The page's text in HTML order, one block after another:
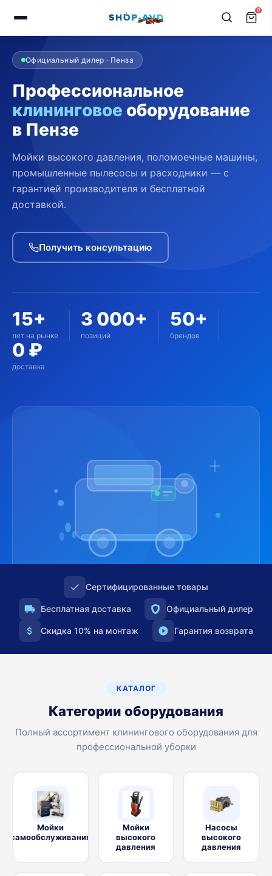
0
Официальный дилер · Пенза
Профессиональное
клининговое оборудование
в Пензе
Мойки высокого давления, поломоечные машины,
промышленные пылесосы и расходники — с
гарантией производителя и бесплатной
доставкой.
Получить консультацию
15+
лет на рынке
3 000+
позиций
50+
брендов
0 ₽
доставка
Сертифицированные товары
Бесплатная доставка Официальный дилер
Скидка 10% на монтаж Гарантия возврата
КАТАЛОГ
Категории оборудования
Полный ассортимент клинингового оборудования для
профессиональной уборки
Мойки
самообслуживания
Мойки
высокого
давления
Насосы
высокого
давления